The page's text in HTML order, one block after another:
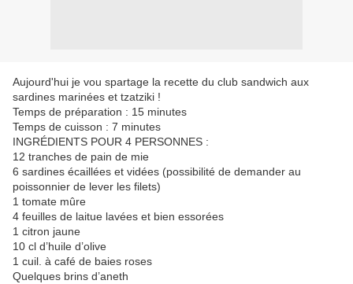
Aujourd'hui je vou spartage la recette du club sandwich aux
sardines marinées et tzatziki !
Temps de préparation : 15 minutes
Temps de cuisson : 7 minutes
INGRÉDIENTS POUR 4 PERSONNES :
12 tranches de pain de mie
6 sardines écaillées et vidées (possibilité de demander au
poissonnier de lever les filets)
1 tomate mûre
4 feuilles de laitue lavées et bien essorées
1 citron jaune
10 cl d’huile d’olive
1 cuil. à café de baies roses
Quelques brins d’aneth